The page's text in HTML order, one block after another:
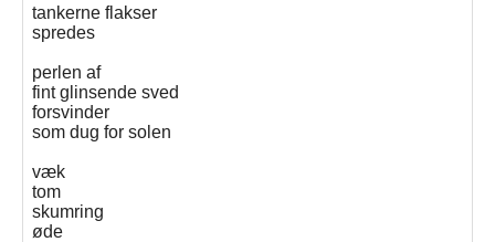
tankerne flakser
spredes
perlen af
fint glinsende sved
forsvinder
som dug for solen
væk
tom
skumring
øde